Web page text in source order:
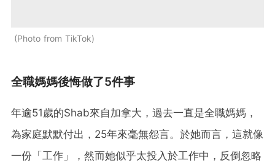
Photo from TikTok
全職媽媽後悔做了5件事
年逾51歲的Shab來自加拿大，過去一直是全職媽媽，
為家庭默默付出，25年來毫無怨言。於她而言，這就像
一份「工作」，然而她似乎太投入於工作中，反倒忽略